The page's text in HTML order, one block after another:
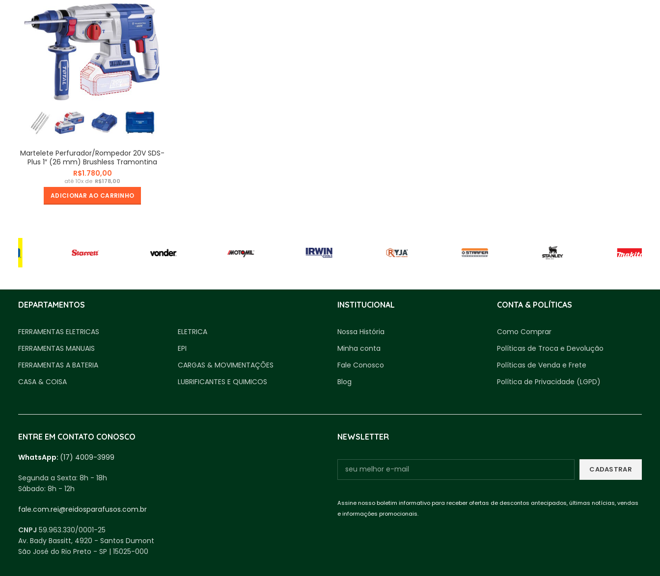
Martelete Perfurador/Rompedor 20V SDS-
Plus 1″ (26 mm) Brushless Tramontina
Total
R$
R$
ADICIONAR AO CARRINHO
DEPARTAMENTOS
FERRAMENTAS ELETRICAS
FERRAMENTAS MANUAIS
FERRAMENTAS A BATERIA
CASA & COISA
ELETRICA
EPI
CARGAS & MOVIMENTAÇÕES
LUBRIFICANTES E QUIMICOS
INSTITUCIONAL
Nossa História
Minha conta
Fale Conosco
Blog
CONTA & POLÍTICAS
Como Comprar
Políticas de Troca e Devolução
Políticas de Venda e Frete
Política de Privacidade (LGPD)
ENTRE EM CONTATO CONOSCO
WhatsApp: (17) 4009-3999
Segunda a Sexta: 8h - 18h
Sábado: 8h - 12h
fale.com.rei@reidosparafusos.com.br
CNPJ 59.963.330/0001-25
Av. Bady Bassitt, 4920 - Santos Dumont
São José do Rio Preto - SP | 15025-000
NEWSLETTER
Assine nosso boletim informativo para receber ofertas de descontos antecipados, últimas notícias, vendas
e informações promocionais.